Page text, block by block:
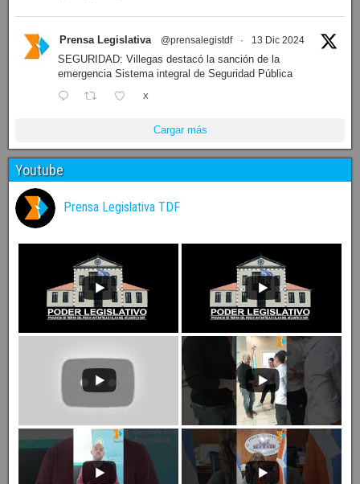
Prensa Legislativa @prensalegistdf · 13 Dic 2024
SEGURIDAD: Villegas destacó la sanción de la
emergencia Sistema integral de Seguridad Pública
X
Cargar más
Youtube
Prensa Legislativa TDF